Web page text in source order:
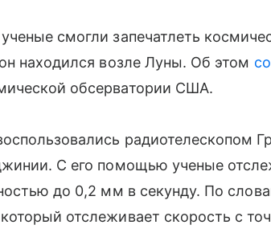
смогли запечатлеть
находился возле Луны. Об этом
обсерватории США.
радиотелескопом
С его помощью ученые
до 0,2 мм в секунду. По
отслеживает скорость с